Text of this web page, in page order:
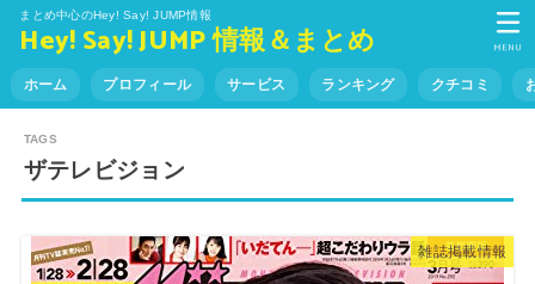
まとめ中心のHey! Say! JUMP情報
Hey! Say! JUMP 情報＆まとめ
ホーム プロフィール サービス ランキング クチコミ
MENU
ザテレビジョン
雑誌掲載情報